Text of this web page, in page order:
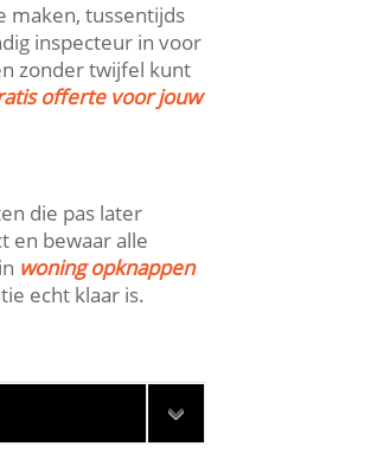
maken, tussentijds
inspecteur in voor
zonder twijfel kunt
offerte voor jouw
die pas later
en bewaar alle
woning opknappen
echt klaar is.​